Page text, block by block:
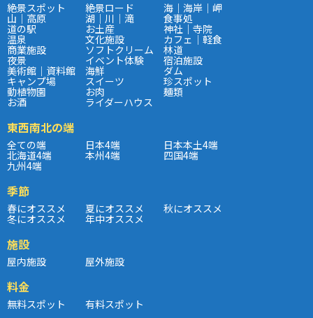
絶景スポット 絶景ロード 海｜海岸｜岬
山｜高原 湖｜川｜滝 食事処
道の駅 お土産 神社｜寺院
温泉 文化施設 カフェ｜軽食
商業施設 ソフトクリーム 林道
夜景 イベント体験 宿泊施設
美術館｜資料館 海鮮 ダム
キャンプ場 スイーツ 珍スポット
動植物園 お肉 麺類
お酒 ライダーハウス
東西南北の端
全ての端 日本4端 日本本土4端
北海道4端 本州4端 四国4端
九州4端
季節
春にオススメ 夏にオススメ 秋にオススメ
冬にオススメ 年中オススメ
施設
屋内施設 屋外施設
料金
無料スポット 有料スポット